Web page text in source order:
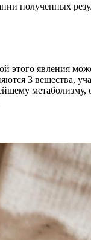
полученных
этого явления
3 вещества,